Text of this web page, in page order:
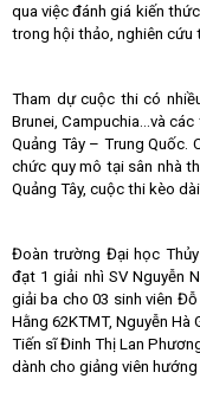
qua việc đánh giá kiến
trong hội thảo, nghiên cứu
Tham dự cuộc thi có
Brunei, Campuchia…và
Quảng Tây – Trung
chức quy mô tại sân nhà
Quảng Tây, cuộc thi kèo
Đoàn trường Đại học
đạt 1 giải nhì SV Nguyễn
giải ba cho 03 sinh viên Đỗ
Hằng 62KTMT, Nguyễn Hà
Tiến sĩ Đinh Thị Lan
dành cho giảng viên hướng